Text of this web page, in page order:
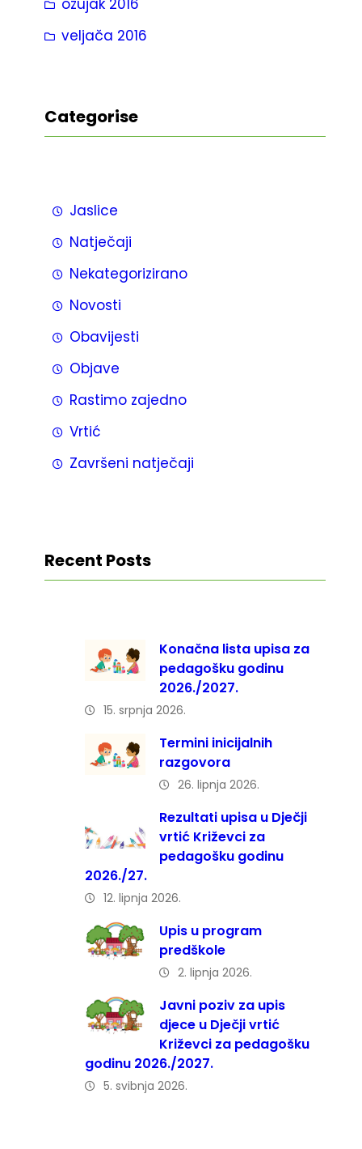
veljača 2016
Categorise
Jaslice
Natječaji
Nekategorizirano
Novosti
Obavijesti
Objave
Rastimo zajedno
Vrtić
Završeni natječaji
Recent Posts
Konačna lista upisa za
pedagošku godinu
2026./2027.
15. srpnja 2026.
Termini inicijalnih
razgovora
26. lipnja 2026.
Rezultati upisa u Dječji
vrtić Križevci za
pedagošku godinu
2026./27.
12. lipnja 2026.
Upis u program
predškole
2. lipnja 2026.
Javni poziv za upis
djece u Dječji vrtić
Križevci za pedagošku
godinu 2026./2027.
5. svibnja 2026.